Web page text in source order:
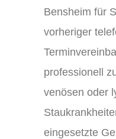
Bensheim für
vorheriger
professionell
venösen oder
eingesetzte